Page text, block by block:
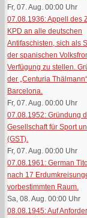
Fr, 07. Aug. 00:00 Uhr
07.08.1936: Appell des
KPD an alle deutschen
Antifaschisten, sich als
der spanischen
Verfügung zu stellen.
der „Centuria
Barcelona.
Fr, 07. Aug. 00:00 Uhr
07.08.1952: Gründung
Gesellschaft für Sport
(GST).
Fr, 07. Aug. 00:00 Uhr
07.08.1961: German
nach 17
vorbestimmten Raum.
Sa, 08. Aug. 00:00 Uhr
08.08.1945: Auf